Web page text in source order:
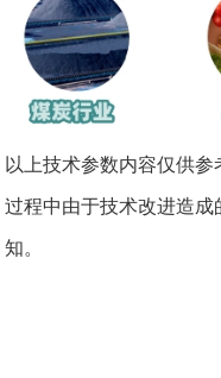
以上技术参数内容仅供
过程中由于技术改进造
知。